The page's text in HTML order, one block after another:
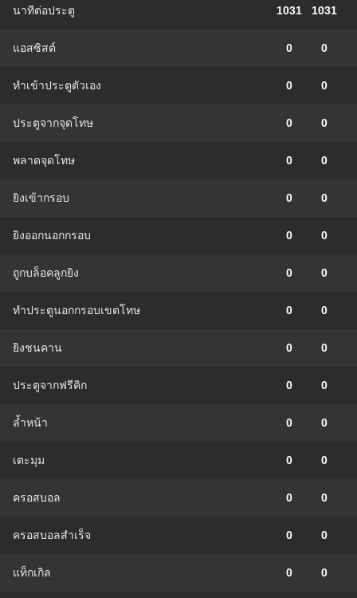
นาทีต่อประตู 1031 1031
แอสซิสต์ 0 0
ทําเข้าประตูตัวเอง 0 0
ประตูจากจุดโทษ 0 0
พลาดจุดโทษ 0 0
ยิงเข้ากรอบ 0 0
ยิงออกนอกกรอบ 0 0
ถูกบล็อคลูกยิง 0 0
ทำประตูนอกกรอบเขตโทษ 0 0
ยิงชนคาน 0 0
ประตูจากฟรีคิก 0 0
ล้ำหน้า 0 0
เตะมุม 0 0
ครอสบอล 0 0
ครอสบอลสำเร็จ 0 0
แท็กเกิล 0 0